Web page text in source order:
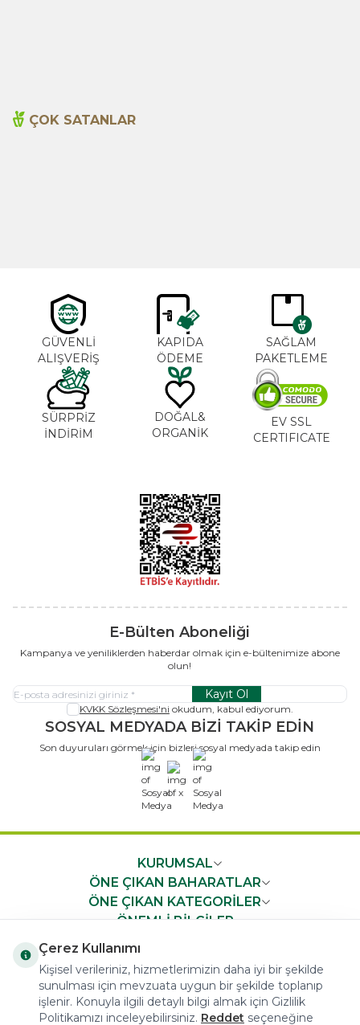
ÇOK SATANLAR
GÜVENLİ
ALIŞVERİŞ
KAPIDA
ÖDEME
SAĞLAM
PAKETLEME
SÜRPRİZ
İNDİRİM
DOĞAL&
ORGANİK
EV SSL
CERTIFICATE
E-Bülten Aboneliği
Kampanya ve yeniliklerden haberdar olmak için e-bültenimize abone
olun!
Kayıt Ol
KVKK Sözleşmesi'ni okudum, kabul ediyorum.
SOSYAL MEDYADA BİZİ TAKİP EDİN
Son duyuruları görmek için bizleri sosyal medyada takip edin
x
KURUMSAL
ÖNE ÇIKAN BAHARATLAR
ÖNE ÇIKAN KATEGORİLER
ÖNEMLİ BİLGİLER
Çerez Kullanımı
Kişisel verileriniz, hizmetlerimizin daha iyi bir şekilde
sunulması için mevzuata uygun bir şekilde toplanıp
işlenir. Konuyla ilgili detaylı bilgi almak için Gizlilik
Politikamızı inceleyebilirsiniz. Reddet seçeneğine